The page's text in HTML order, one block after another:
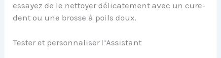
essayez de le nettoyer délicatement avec un cure-
dent ou une brosse à poils doux.
Tester et personnaliser l’Assistant